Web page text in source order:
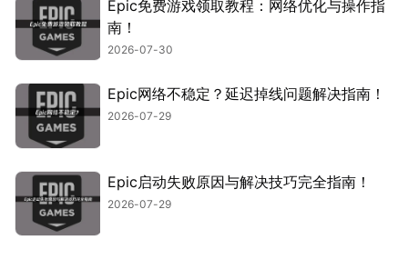
Epic免费游戏领取教程：网络优化与操作指
南！
2026-07-30
Epic网络不稳定？延迟掉线问题解决指南！
2026-07-29
Epic启动失败原因与解决技巧完全指南！
2026-07-29